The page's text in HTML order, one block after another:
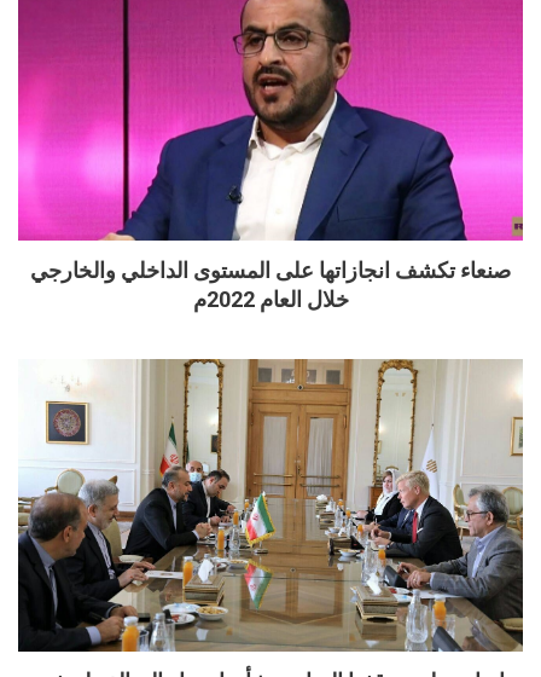
صنعاء تكشف انجازاتها على المستوى الداخلي والخارجي
خلال العام 2022م